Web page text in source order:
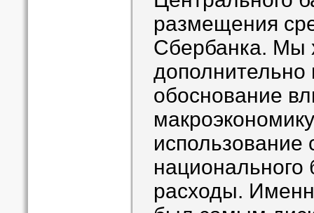
размещения
Сбербанка. Мы
дополнительно
обоснование
использование
национального
расходы.